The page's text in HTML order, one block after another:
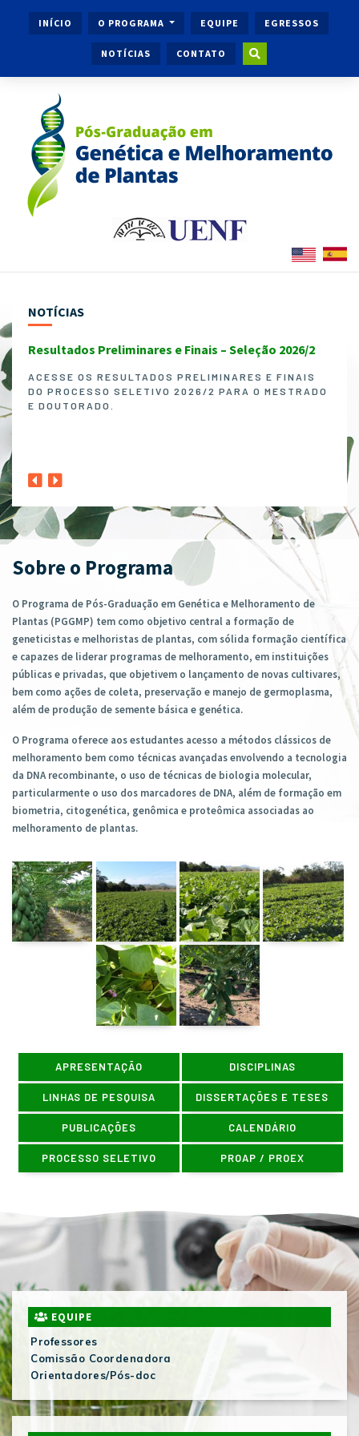
INÍCIO O PROGRAMA EQUIPE EGRESSOS
NOTÍCIAS CONTATO
NOTÍCIAS
Resultados Preliminares e Finais – Seleção 2026/2
ACESSE OS RESULTADOS PRELIMINARES E FINAIS
DO PROCESSO SELETIVO 2026/2 PARA O MESTRADO
E DOUTORADO.
1º
Sobre o Programa
O Programa de Pós-Graduação em Genética e Melhoramento de
Plantas (PGGMP) tem como objetivo central a formação de
geneticistas e melhoristas de plantas, com sólida formação científica
e capazes de liderar programas de melhoramento, em instituições
públicas e privadas, que objetivem o lançamento de novas cultivares,
bem como ações de coleta, preservação e manejo de germoplasma,
além de produção de semente básica e genética.
O Programa oferece aos estudantes acesso a métodos clássicos de
melhoramento bem como técnicas avançadas envolvendo a tecnologia
da DNA recombinante, o uso de técnicas de biologia molecular,
particularmente o uso dos marcadores de DNA, além de formação em
biometria, citogenética, genômica e proteômica associadas ao
melhoramento de plantas.
APRESENTAÇÃO DISCIPLINAS
LINHAS DE PESQUISA DISSERTAÇÕES E TESES
PUBLICAÇÕES CALENDÁRIO
PROCESSO SELETIVO PROAP / PROEX
EQUIPE
Professores
Comissão Coordenadora
Orientadores/Pós-doc